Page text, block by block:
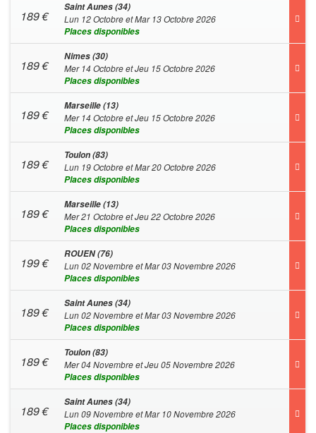
189€
Saint Aunes (34)
Lun 12 Octobre et Mar 13 Octobre 2026
Places disponibles
189€
Nimes (30)
Mer 14 Octobre et Jeu 15 Octobre 2026
Places disponibles
189€
Marseille (13)
Mer 14 Octobre et Jeu 15 Octobre 2026
Places disponibles
189€
Toulon (83)
Lun 19 Octobre et Mar 20 Octobre 2026
Places disponibles
189€
Marseille (13)
Mer 21 Octobre et Jeu 22 Octobre 2026
Places disponibles
199€
ROUEN (76)
Lun 02 Novembre et Mar 03 Novembre 2026
Places disponibles
189€
Saint Aunes (34)
Lun 02 Novembre et Mar 03 Novembre 2026
Places disponibles
189€
Toulon (83)
Mer 04 Novembre et Jeu 05 Novembre 2026
Places disponibles
189€
Saint Aunes (34)
Lun 09 Novembre et Mar 10 Novembre 2026
Places disponibles